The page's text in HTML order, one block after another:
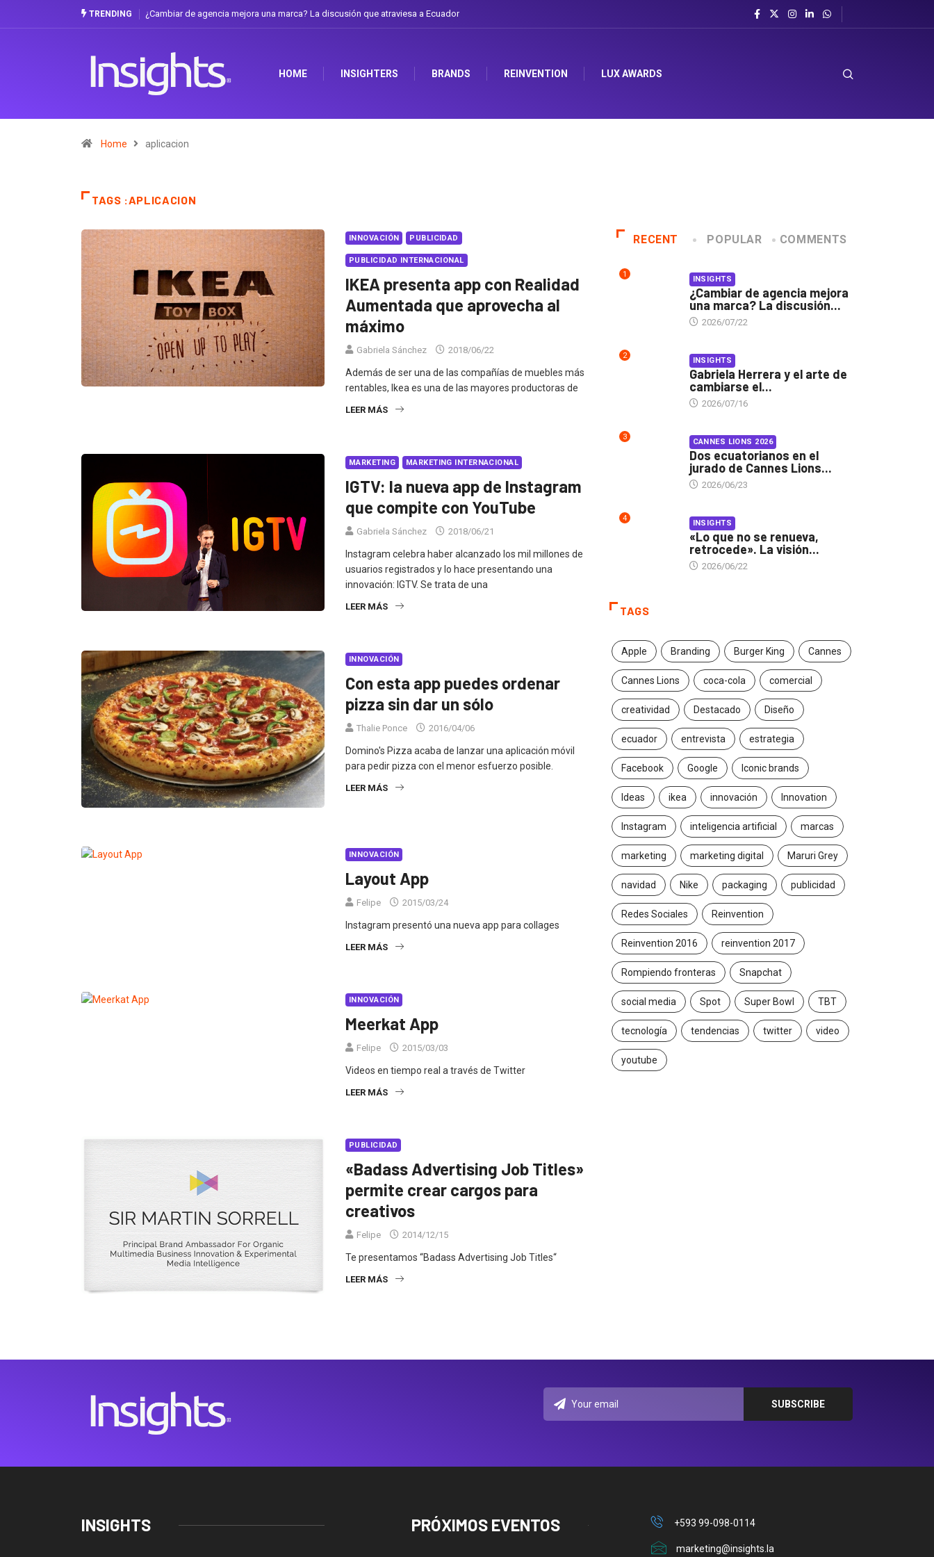
TRENDING
¿Cambiar de agencia mejora una marca? La discusión que atraviesa a EcuadorGabriela Herrera y el arte de cambiarse el sombrero en Corporación Favorita
HOME INSIGHTERS BRANDS REINVENTION LUX AWARDS
Home aplicacion
TAGS :APLICACION
INNOVACIÓN PUBLICIDAD
PUBLICIDAD INTERNACIONAL
IKEA presenta app con Realidad
Aumentada que aprovecha al
máximo
Gabriela Sánchez 2018/06/22
Además de ser una de las compañías de muebles más
rentables, Ikea es una de las mayores productoras de
LEER MÁS
MARKETING MARKETING INTERNACIONAL
IGTV: la nueva app de Instagram
que compite con YouTube
Gabriela Sánchez 2018/06/21
Instagram celebra haber alcanzado los mil millones de
usuarios registrados y lo hace presentando una
innovación: IGTV. Se trata de una
LEER MÁS
INNOVACIÓN
Con esta app puedes ordenar
pizza sin dar un sólo
Thalie Ponce 2016/04/06
Domino's Pizza acaba de lanzar una aplicación móvil
para pedir pizza con el menor esfuerzo posible.
LEER MÁS
INNOVACIÓN
Layout App
Felipe 2015/03/24
Instagram presentó una nueva app para collages
LEER MÁS
INNOVACIÓN
Meerkat App
Felipe 2015/03/03
Videos en tiempo real a través de Twitter
LEER MÁS
PUBLICIDAD
«Badass Advertising Job Titles»
permite crear cargos para
creativos
Felipe 2014/12/15
Te presentamos “Badass Advertising Job Titles“
LEER MÁS
RECENT POPULAR COMMENTS
1 INSIGHTS
¿Cambiar de agencia mejora
una marca? La discusión...
2026/07/22
2 INSIGHTS
Gabriela Herrera y el arte de
cambiarse el...
2026/07/16
3 CANNES LIONS 2026
Dos ecuatorianos en el
jurado de Cannes Lions...
2026/06/23
4 INSIGHTS
«Lo que no se renueva,
retrocede». La visión...
2026/06/22
TAGS
Apple Branding Burger King Cannes
Cannes Lions coca-cola comercial
creatividad Destacado Diseño
ecuador entrevista estrategia
Facebook Google Iconic brands
Ideas ikea innovación Innovation
Instagram inteligencia artificial marcas
marketing marketing digital Maruri Grey
navidad Nike packaging publicidad
Redes Sociales Reinvention
Reinvention 2016 reinvention 2017
Rompiendo fronteras Snapchat
social media Spot Super Bowl TBT
tecnología tendencias twitter video
youtube
INSIGHTS PRÓXIMOS EVENTOS +593 99-098-0114
marketing@insights.la